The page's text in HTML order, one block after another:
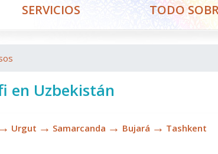
SERVICIOS TODO
en Uzbekistán
→ Urgut → Samarcanda → Bujará → Tashkent